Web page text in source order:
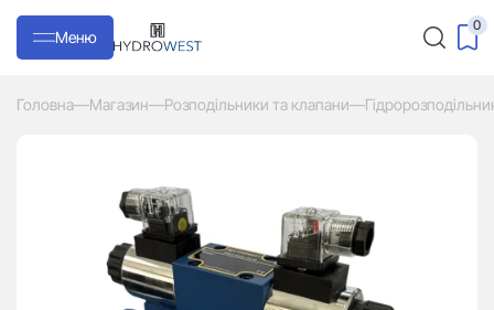
Меню
0
Головна—Магазин—Розподільники та клапани—